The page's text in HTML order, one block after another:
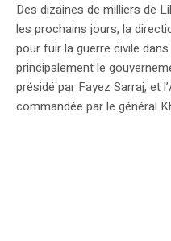
Des dizaines de milliers de
les prochains jours, la
pour fuir la guerre civile
principalement le
présidé par Fayez Sarraj, et
commandée par le général